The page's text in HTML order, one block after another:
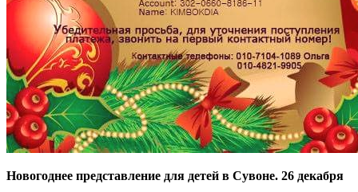
Новогоднее представление для детей в Сувоне. 26 декабря